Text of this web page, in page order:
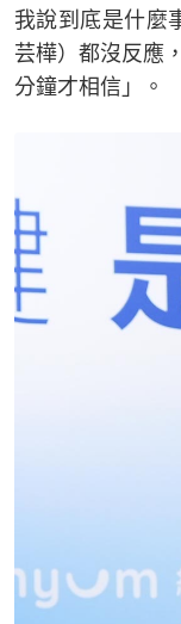
我說到底是什麼
芸樺）都沒反應
分鐘才相信」。